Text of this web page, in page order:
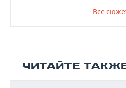
Все
ЧИТАЙТЕ